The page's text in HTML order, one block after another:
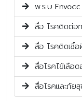
พ.ร.บ Envocc
สื่อ โรคติดต่อท
สื่อ โรคติดเชื้
สื่อโรคไข้เลือ
สื่อโรคและภัย